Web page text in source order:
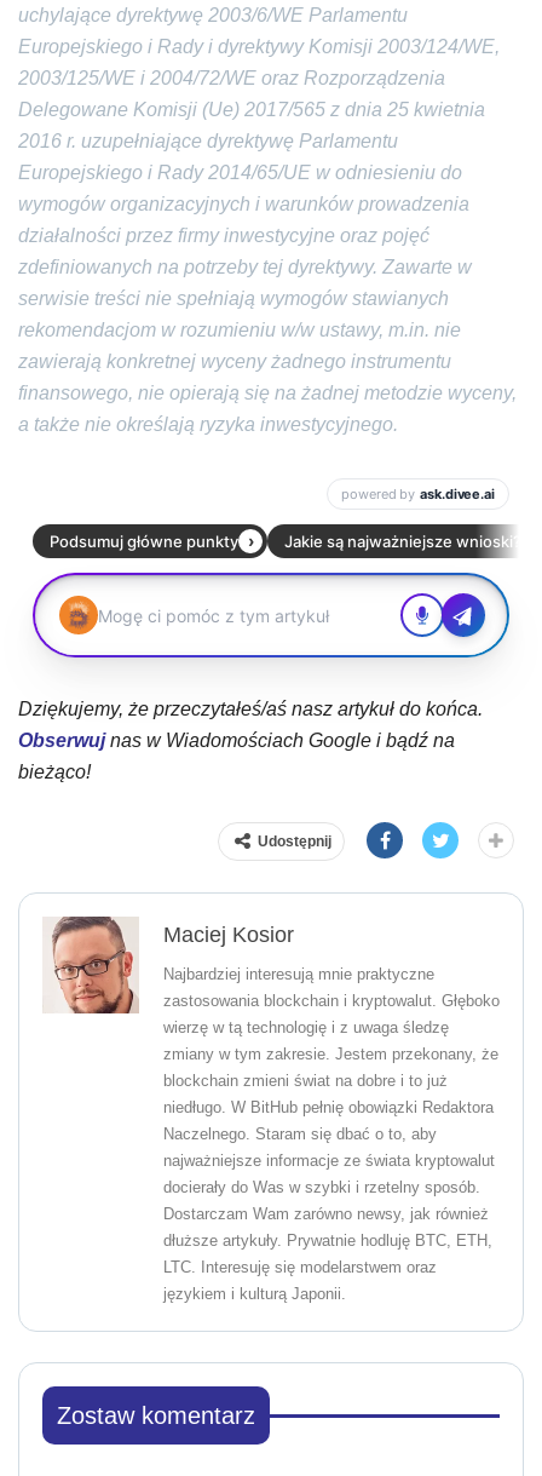
uchylające dyrektywę 2003/6/WE Parlamentu
Europejskiego i Rady i dyrektywy Komisji 2003/124/WE,
2003/125/WE i 2004/72/WE oraz Rozporządzenia
Delegowane Komisji (Ue) 2017/565 z dnia 25 kwietnia
2016 r. uzupełniające dyrektywę Parlamentu
Europejskiego i Rady 2014/65/UE w odniesieniu do
wymogów organizacyjnych i warunków prowadzenia
działalności przez firmy inwestycyjne oraz pojęć
zdefiniowanych na potrzeby tej dyrektywy. Zawarte w
serwisie treści nie spełniają wymogów stawianych
rekomendacjom w rozumieniu w/w ustawy, m.in. nie
zawierają konkretnej wyceny żadnego instrumentu
finansowego, nie opierają się na żadnej metodzie wyceny,
a także nie określają ryzyka inwestycyjnego.
Dziękujemy, że przeczytałeś/aś nasz artykuł do końca.
Obserwujnas w Wiadomościach Google i bądź na
bieżąco!
Udostępnij
Maciej Kosior
Najbardziej interesują mnie praktyczne
zastosowania blockchain i kryptowalut. Głęboko
wierzę w tą technologię i z uwaga śledzę
zmiany w tym zakresie. Jestem przekonany, że
blockchain zmieni świat na dobre i to już
niedługo. W BitHub pełnię obowiązki Redaktora
Naczelnego. Staram się dbać o to, aby
najważniejsze informacje ze świata kryptowalut
docierały do Was w szybki i rzetelny sposób.
Dostarczam Wam zarówno newsy, jak również
dłuższe artykuły. Prywatnie hodluję BTC, ETH,
LTC. Interesuję się modelarstwem oraz
językiem i kulturą Japonii.
Zostaw komentarz